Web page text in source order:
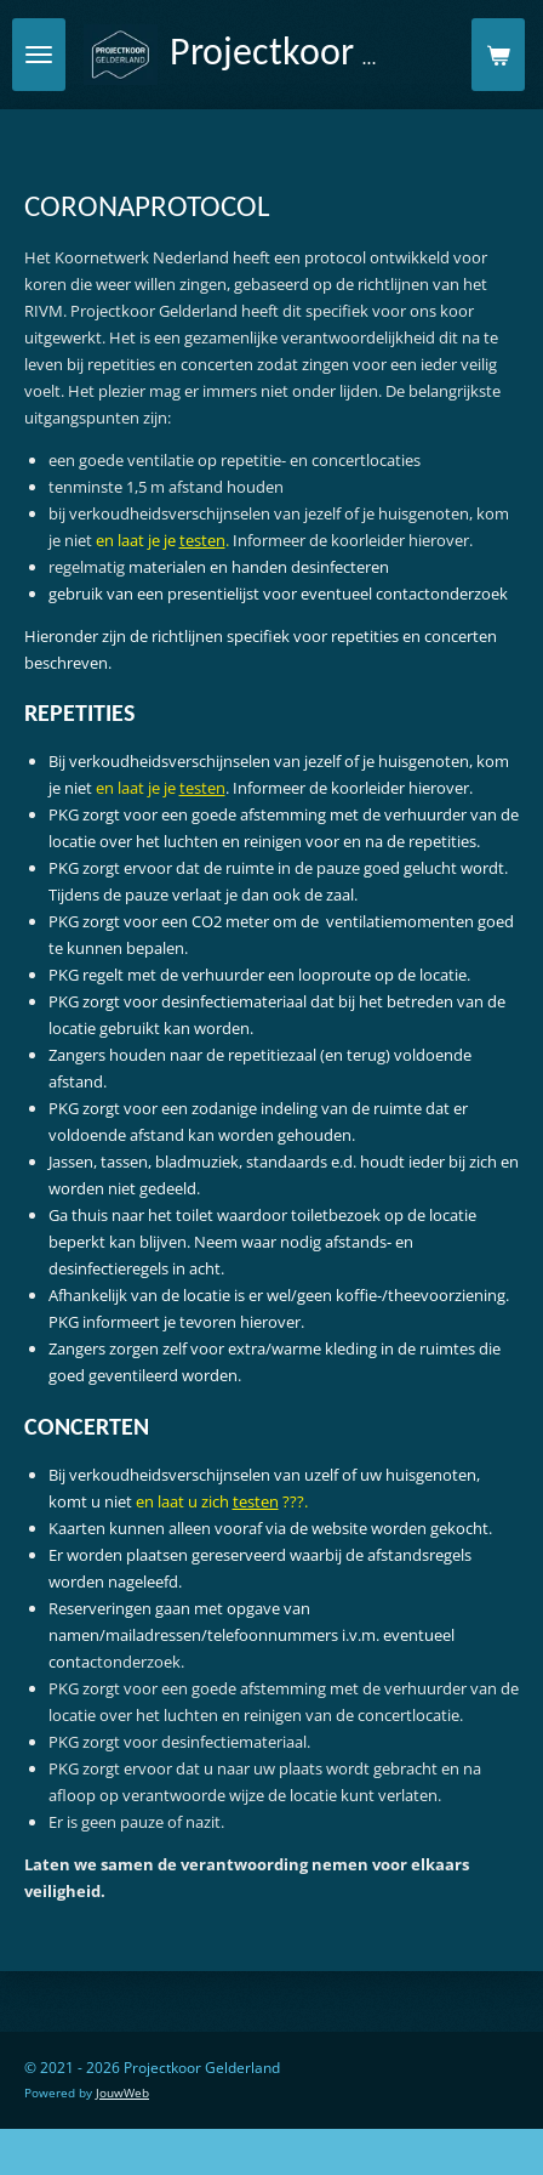
Ga
direct
Projectkoor
Gelderland
CORONAPROTOCOL
Het Koornetwerk Nederland heeft een protocol ontwikkeld voor
koren die weer willen zingen, gebaseerd op de richtlijnen van het
RIVM. Projectkoor Gelderland heeft dit specifiek voor ons koor
uitgewerkt. Het is een gezamenlijke verantwoordelijkheid dit na te
leven bij repetities en concerten zodat zingen voor een ieder veilig
voelt. Het plezier mag er immers niet onder lijden. De belangrijkste
uitgangspunten zijn:
een goede ventilatie op repetitie- en concertlocaties
tenminste 1,5 m afstand houden
bij verkoudheidsverschijnselen van jezelf of je huisgenoten, kom
je nieten laat je jetesten.Informeer de koorleider hierover.
regelmatig materialen en handen desinfecteren
gebruik van een presentielijst voor eventueel contactonderzoek
Hieronder zijn de richtlijnen specifiek voor repetities en concerten
beschreven.
REPETITIES
Bij verkoudheidsverschijnselen van jezelf of je huisgenoten, kom
je nieten laat je jetesten. Informeer de koorleider hierover.
PKG zorgt voor een goede afstemming met de verhuurder van de
locatie over het luchten en reinigen voor en na de repetities.
PKG zorgt ervoor dat de ruimte in de pauze goed gelucht wordt.
Tijdens de pauze verlaat je dan ook de zaal.
PKG zorgt voor een CO2 meter om de ventilatiemomenten goed
te kunnen bepalen.
PKG regelt met de verhuurder een looproute op de locatie.
PKG zorgt voor desinfectiemateriaal dat bij het betreden van de
locatie gebruikt kan worden.
Zangers houden naar de repetitiezaal (en terug) voldoende
afstand.
PKG zorgt voor een zodanige indeling van de ruimte dat er
voldoende afstand kan worden gehouden.
Jassen, tassen, bladmuziek, standaards e.d. houdt ieder bij zich en
worden niet gedeeld.
Ga thuis naar het toilet waardoor toiletbezoek op de locatie
beperkt kan blijven. Neem waar nodig afstands- en
desinfectieregels in acht.
Afhankelijk van de locatie is er wel/geen koffie-/theevoorziening.
PKG informeert je tevoren hierover.
Zangers zorgen zelf voor extra/warme kleding in de ruimtes die
goed geventileerd worden.
CONCERTEN
Bij verkoudheidsverschijnselen van uzelf of uw huisgenoten,
komt u nieten laat u zich testen ???.
Kaarten kunnen alleen vooraf via de website worden gekocht.
Er worden plaatsen gereserveerd waarbij de afstandsregels
worden nageleefd.
Reserveringen gaan met opgave van
namen/mailadressen/telefoonnummers i.v.m. eventueel
contactonderzoek.
PKG zorgt voor een goede afstemming met de verhuurder van de
locatie over het luchten en reinigen van de concertlocatie.
PKG zorgt voor desinfectiemateriaal.
PKG zorgt ervoor dat u naar uw plaats wordt gebracht en na
afloop op verantwoorde wijze de locatie kunt verlaten.
Er is geen pauze of nazit.
Laten we samen de verantwoording nemen voor elkaars
veiligheid.
© 2021 - 2026 Projectkoor Gelderland
Powered by JouwWeb